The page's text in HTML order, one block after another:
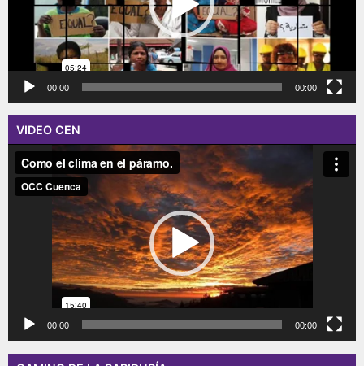
00:00 00:00
VIDEO CEN
Reproductor
vídeo
00:00 00:00